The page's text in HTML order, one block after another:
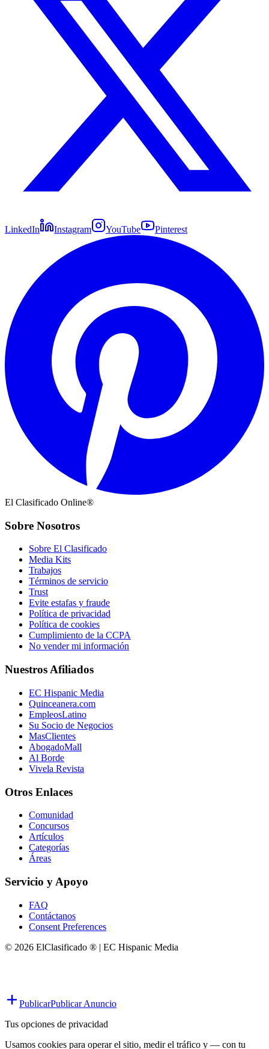
LinkedIn Instagram YouTube Pinterest
El Clasificado Online®
Sobre Nosotros
Sobre El Clasificado
Media Kits
Trabajos
Términos de servicio
Trust
Evite estafas y fraude
Política de privacidad
Política de cookies
Cumplimiento de la CCPA
No vender mi información
Nuestros Afiliados
EC Hispanic Media
Quinceanera.com
EmpleosLatino
Su Socio de Negocios
MasClientes
AbogadoMall
Al Borde
Vivela Revista
Otros Enlaces
Comunidad
Concursos
Artículos
Categorías
Áreas
Servicio y Apoyo
FAQ
Contáctanos
Consent Preferences
© 2026 ElClasificado ® | EC Hispanic Media
PublicarPublicar Anuncio
Tus opciones de privacidad
Usamos cookies para operar el sitio, medir el tráfico y — con tu